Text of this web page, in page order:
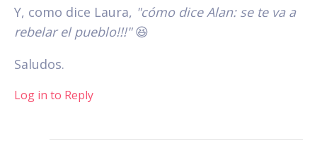
Y, como dice Laura, "cómo dice Alan: se te va a
rebelar el pueblo!!!"😆
Saludos.
Log in to Reply